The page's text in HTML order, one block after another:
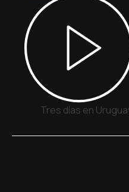
Tres días en